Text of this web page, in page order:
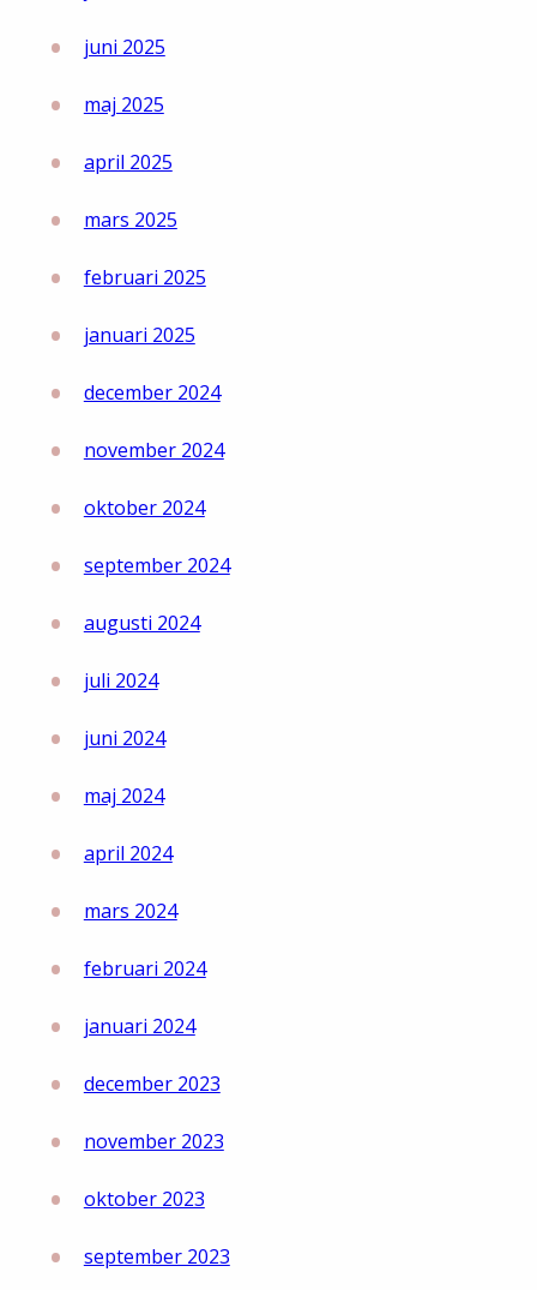
juni 2025
maj 2025
april 2025
mars 2025
februari 2025
januari 2025
december 2024
november 2024
oktober 2024
september 2024
augusti 2024
juli 2024
juni 2024
maj 2024
april 2024
mars 2024
februari 2024
januari 2024
december 2023
november 2023
oktober 2023
september 2023